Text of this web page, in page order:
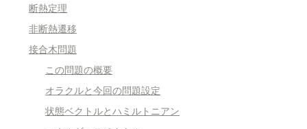
断熱定理
非断熱遷移
接合木問題
この問題の概要
オラクルと今回の問題設定
状態ベクトルとハミルトニアン